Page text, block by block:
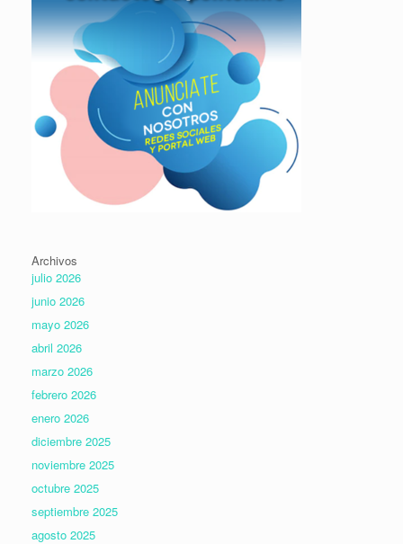
Archivos
julio 2026
junio 2026
mayo 2026
abril 2026
marzo 2026
febrero 2026
enero 2026
diciembre 2025
noviembre 2025
octubre 2025
septiembre 2025
agosto 2025